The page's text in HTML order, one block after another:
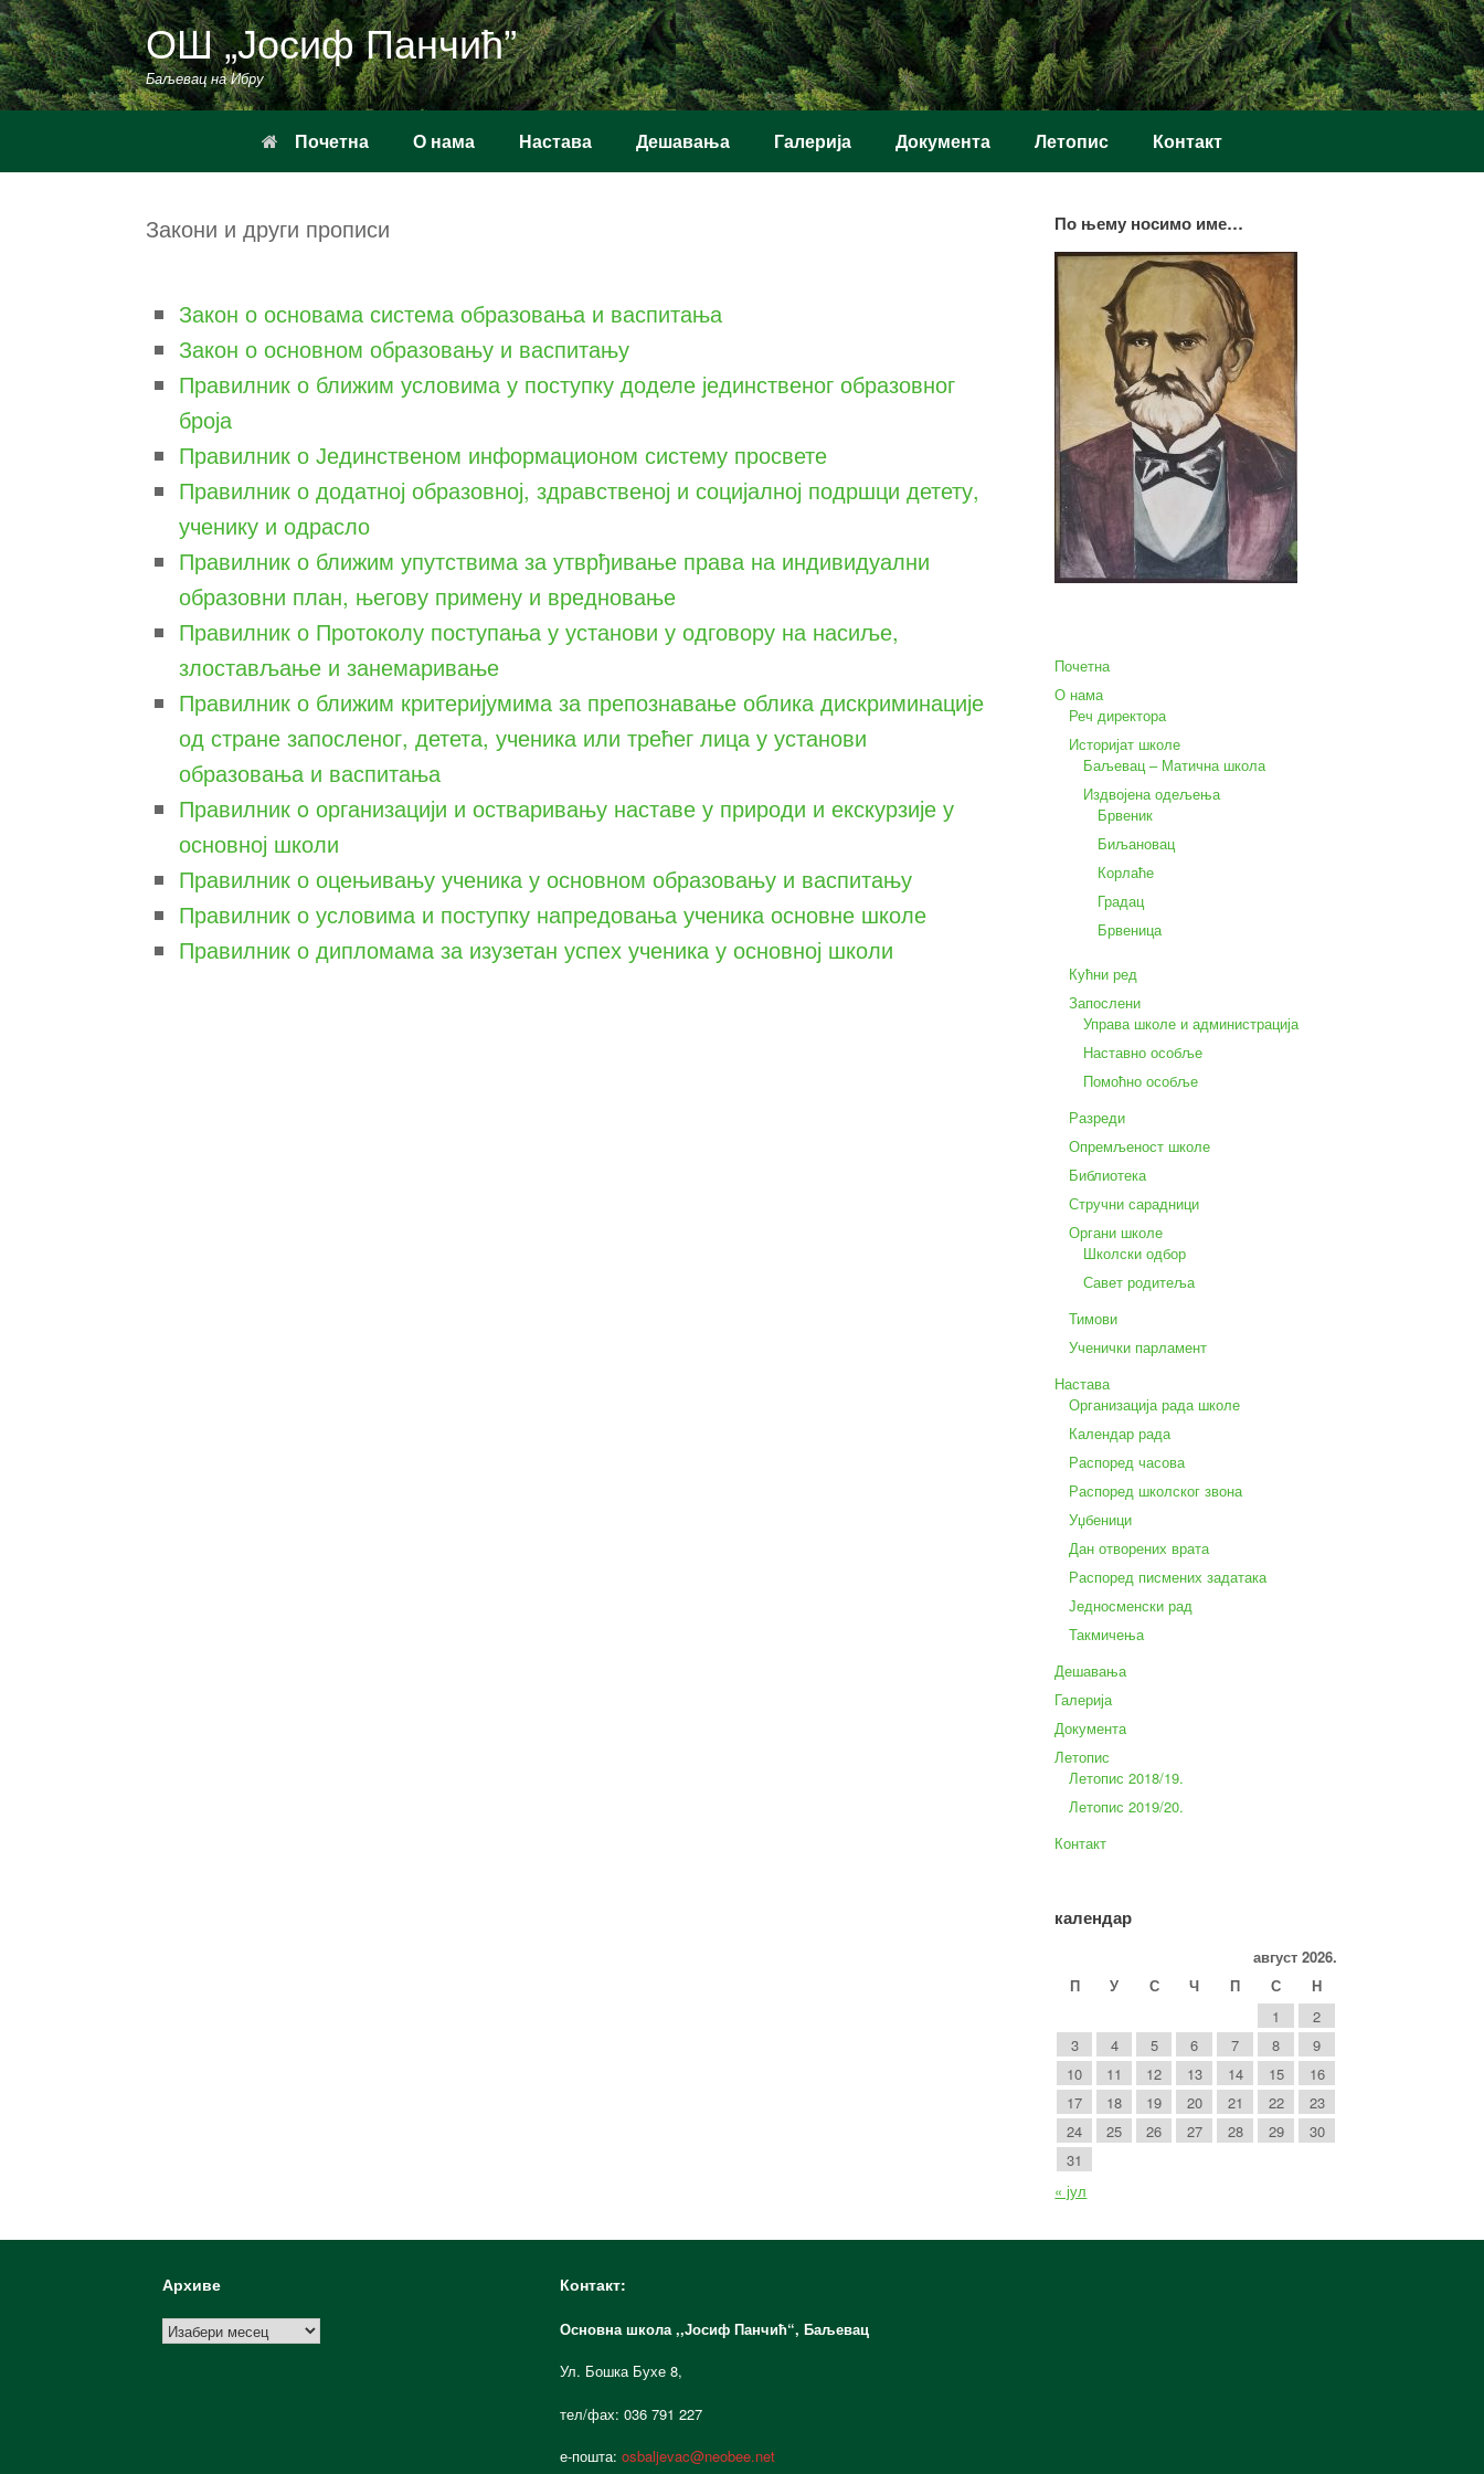
Пређи
на
садржај
ОШ „Јосиф Панчић”
Баљевац на Ибру
Почетна О нама Настава Дешавања Галерија Документа Летопис Контакт
Закони и други прописи
Закон о основама система образовања и васпитања
Закон о основном образовању и васпитању
Правилник о ближим условима у поступку доделе јединственог образовног
броја
Правилник о Јединственом информационом систему просвете
Правилник о додатној образовној, здравственој и социјалној подршци детету,
ученику и одрасло
Правилник о ближим упутствима за утврђивање права на индивидуални
образовни план, његову примену и вредновање
Правилник о Протоколу поступања у установи у одговору на насиље,
злостављање и занемаривање
Правилник о ближим критеријумима за препознавање облика дискриминације
од стране запосленог, детета, ученика или трећег лица у установи
образовања и васпитања
Правилник o организацији и остваривању наставе у природи и екскурзије у
основној школи
Правилник о оцењивању ученика у основном образовању и васпитању
Правилник о условима и поступку напредовања ученика основне школе
Правилник о дипломама за изузетан успех ученика у основној школи
По њему носимо име…
Почетна
О нама
Реч директора
Историјат школе
Баљевац – Матична школа
Издвојена одељења
Брвеник
Биљановац
Корлаће
Градац
Брвеница
Кућни ред
Запослени
Управа школе и администрација
Наставно особље
Помоћно особље
Разреди
Опремљеност школе
Библиотека
Стручни сарадници
Органи школе
Школски одбор
Савет родитеља
Тимови
Ученички парламент
Настава
Организација рада школе
Календар рада
Распоред часова
Распоред школског звона
Уџбеници
Дан отворених врата
Распоред писмених задатака
Једносменски рад
Такмичења
Дешавања
Галерија
Документа
Летопис
Летопис 2018/19.
Летопис 2019/20.
Контакт
календар
август 2026.
П
У С Ч П С
Н
1
2
3
4 5 6 7 8
9
10
11 12 13 14 15
16
17
18 19 20 21 22
23
24
25 26 27 28 29
30
31
« јул
Архиве
Архиве
Контакт:
Основна школа ,,Јосиф Панчић“, Баљевац
Ул. Бошка Бухе 8,
тел/фах: 036 791 227
е-пошта: osbaljevac@neobee.net